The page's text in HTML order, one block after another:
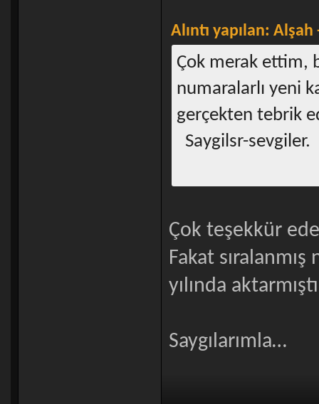
Alıntı yapılan:
Çok merak ettim,
numaralarlı yeni
gerçekten tebrik
Saygilsr-sevgiler.
Çok teşekkür
Fakat
yılında
Saygılarımla…